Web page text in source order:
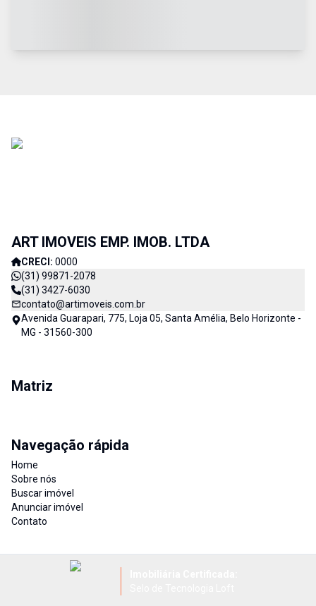
ART IMOVEIS EMP. IMOB. LTDA
CRECI: 0000
(31) 99871-2078
(31) 3427-6030
contato@artimoveis.com.br
Avenida Guarapari, 775, Loja 05, Santa Amélia, Belo Horizonte -
MG - 31560-300
Matriz
Navegação rápida
Home
Sobre nós
Buscar imóvel
Anunciar imóvel
Contato